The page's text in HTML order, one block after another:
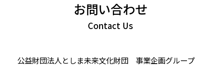
お問い合わせ
公益財団法人としま未来文化財団 事業企画グループ